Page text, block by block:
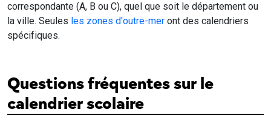
correspondante (A, B ou C), quel que soit le département ou
la ville. Seules les zones d'outre-mer ont des calendriers
spécifiques.
Questions fréquentes sur le
calendrier scolaire